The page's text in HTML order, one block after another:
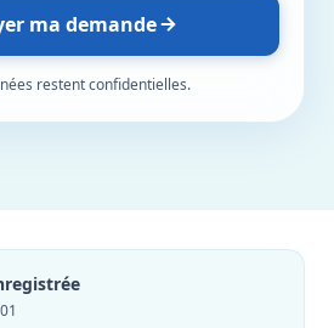
ma demande
restent confidentielles.